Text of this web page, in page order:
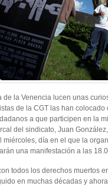
la Venencia lucen unas
de la CGT las han
a que participen en la
del sindicato, Juan
día en el que la
una manifestación a las
todos los derechos muertos
en muchas décadas y